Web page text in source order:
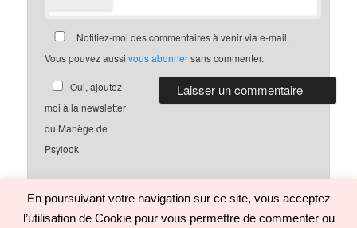
Notifiez-moi des commentaires à venir via e-mail.
Vous pouvez aussivous abonnersans commenter.
Oui, ajoutez
moi à la newsletter
du Manège de
Psylook
En poursuivant votre navigation sur ce site, vous acceptez
l’utilisation de Cookie pour vous permettre de commenter ou